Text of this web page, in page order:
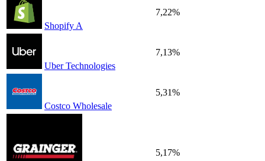
Shopify A
7,22%
Uber Technologies
7,13%
Costco Wholesale
5,31%
5,17%